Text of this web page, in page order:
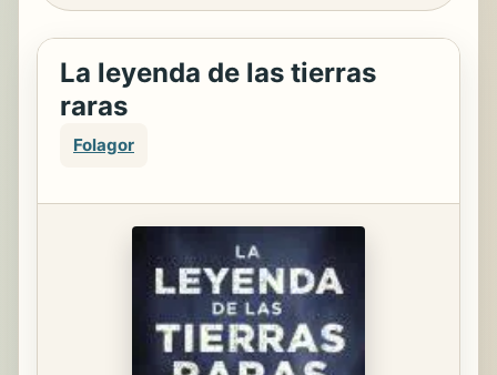
La leyenda de las tierras
raras
Folagor